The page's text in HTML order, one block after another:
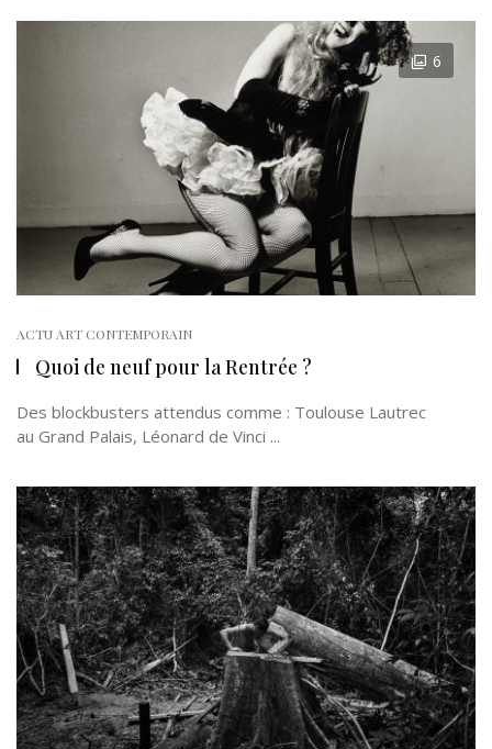
6
ACTU ART CONTEMPORAIN
Quoi de neuf pour la Rentrée ?
Des blockbusters attendus comme : Toulouse Lautrec
au Grand Palais, Léonard de Vinci ...